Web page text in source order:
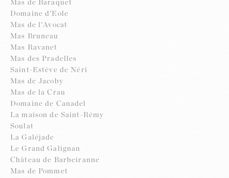
Mas de Baraquet
Domaine d'Eole
Mas de l'Avocat
Mas Bruneau
Mas Ravanet
Mas des Pradelles
Saint-Estève de Néri
Mas de Jacoby
Mas de la Crau
Domaine de Canadel
La maison de Saint-Rémy
Soulat
La Galéjade
Le Grand Galignan
Château de Barbeiranne
Mas de Pommet